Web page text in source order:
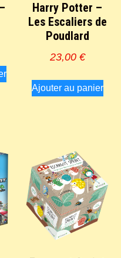
Harry Potter –
Les Escaliers de
Poudlard
23,00 €
Ajouter au panier